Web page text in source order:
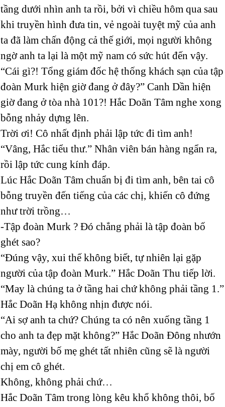
tầng dưới nhìn anh ta rồi, bởi vì chiều hôm qua sau
khi truyền hình đưa tin, vẻ ngoài tuyệt mỹ của anh
ta đã làm chấn động cả thế giới, mọi người không
ngờ anh ta lại là một mỹ nam có sức hút đến vậy.
“Cái gì?! Tổng giám đốc hệ thống khách sạn của tập
đoàn Murk hiện giờ đang ở đây?” Canh Dần hiện
giờ đang ở tòa nhà 101?! Hắc Doãn Tâm nghe xong
bỗng nhảy dựng lên.
Trời ơi! Cô nhất định phải lập tức đi tìm anh!
“Vâng, Hắc tiểu thư.” Nhân viên bán hàng ngẩn ra,
rồi lập tức cung kính đáp.
Lúc Hắc Doãn Tâm chuẩn bị đi tìm anh, bên tai cô
bỗng truyền đến tiếng của các chị, khiến cô đứng
như trời trồng…
-Tập đoàn Murk ? Đó chẳng phải là tập đoàn bố
ghét sao?
“Đúng vậy, xui thế không biết, tự nhiên lại gặp
người của tập đoàn Murk.” Hắc Doãn Thu tiếp lời.
“May là chúng ta ở tầng hai chứ không phải tầng 1.”
Hắc Doãn Hạ không nhịn được nói.
“Ai sợ anh ta chứ? Chúng ta có nên xuống tầng 1
cho anh ta đẹp mặt không?” Hắc Doãn Đông nhướn
mày, người bố mẹ ghét tất nhiên cũng sẽ là người
chị em cô ghét.
Không, không phải chứ…
Hắc Doãn Tâm trong lòng kêu khổ không thôi, bố